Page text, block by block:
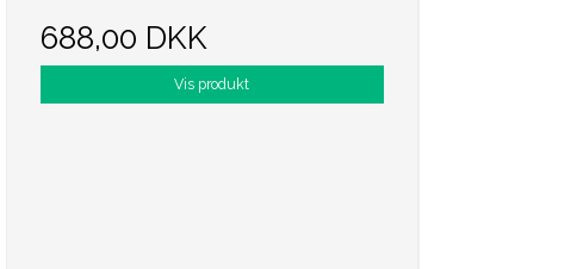
688,00 DKK
Vis produkt